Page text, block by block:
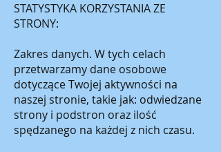
STATYSTYKA KORZYSTANIA ZE
STRONY:
Zakres danych. W tych celach
przetwarzamy dane osobowe
dotyczące Twojej aktywności na
naszej stronie, takie jak: odwiedzane
strony i podstron oraz ilość
spędzanego na każdej z nich czasu.